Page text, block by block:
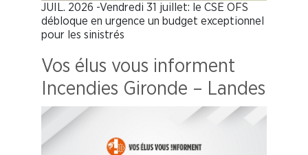
JUIL. 2026 -Vendredi 31 juillet: le CSE OFS
débloque en urgence un budget exceptionnel
pour les sinistrés
Vos élus vous informent
Incendies Gironde – Landes